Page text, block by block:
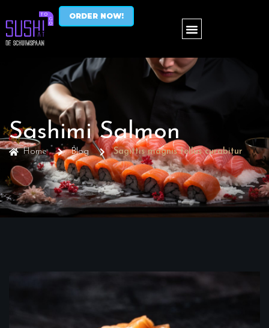
ORDER NOW!
Sashimi Salmon
Home Blog Sagittis magnis tellus curabitur